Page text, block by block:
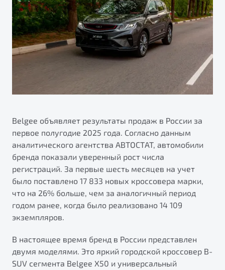
Яркий кроссовер
от 2 219 990 ₽*
Элегантный и практичный седан
Обзор В наличии
Автокредит
Трейд-ин
Страхование
Узнайте о специальных выгодах при покупке
автомобиля Belgee
Подробно
ПОДДЕРЖКА
Гарантия Belgee
Belgee Линк
Клиентская поддержка
Помощь на дорогах
О дилерском центре
Правовая информация
Belgee объявляет результаты продаж в России за
первое полугодие 2025 года. Согласно данным
аналитического агентства АВТОСТАТ, автомобили
бренда показали уверенный рост числа
регистраций. За первые шесть месяцев на учет
было поставлено 17 833 новых кроссовера марки,
что на 26% больше, чем за аналогичный период
годом ранее, когда было реализовано 14 109
экземпляров.
В настоящее время бренд в России представлен
двумя моделями. Это яркий городской кроссовер B-
SUV сегмента Belgee X50 и универсальный